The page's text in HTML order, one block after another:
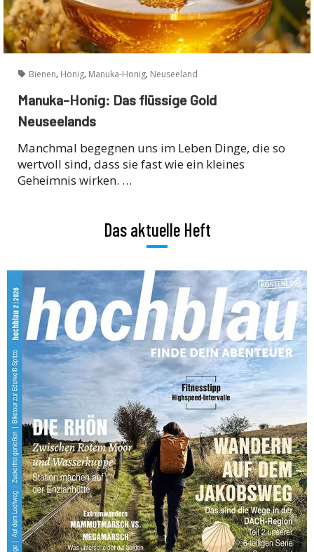
Bienen, Honig, Manuka-Honig, Neuseeland
Manuka-Honig: Das flüssige Gold
Neuseelands
Manchmal begegnen uns im Leben Dinge, die so
wertvoll sind, dass sie fast wie ein kleines
Geheimnis wirken. …
Das aktuelle Heft